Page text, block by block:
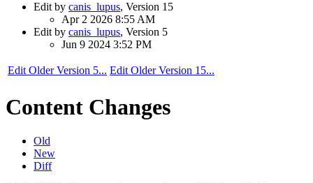
Edit by canis_lupus, Version 15
Apr 2 2026 8:55 AM
Edit by canis_lupus, Version 5
Jun 9 2024 3:52 PM
Edit Older Version 5... Edit Older Version 15...
Content Changes
Old
New
Diff